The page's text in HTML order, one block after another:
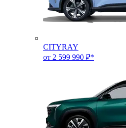
CITYRAY
от 2 599 990 ₽*